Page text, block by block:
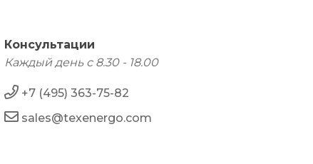
Консультации
Каждый день с 8.30 - 18.00
+7 (495) 363-75-82
sales@texenergo.com